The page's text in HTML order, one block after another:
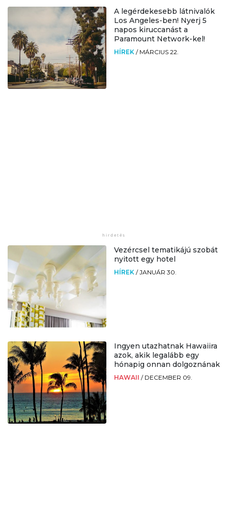
A legérdekesebb látnivalók
Los Angeles-ben! Nyerj 5
napos kiruccanást a
Paramount Network-kel!
HÍREK / MÁRCIUS 22.
Vezércsel tematikájú szobát
nyitott egy hotel
HÍREK /JANUÁR 30.
Ingyen utazhatnak Hawaiira
azok, akik legalább egy
hónapig onnan dolgoznának
HAWAII / DECEMBER 09.